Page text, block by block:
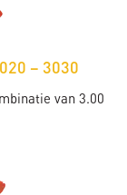
– 3030
van 3.00